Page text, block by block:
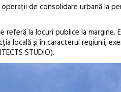
de consolidare urbană la
la locuri publice la
locală și în caracterul regiunii;
STUDIO).